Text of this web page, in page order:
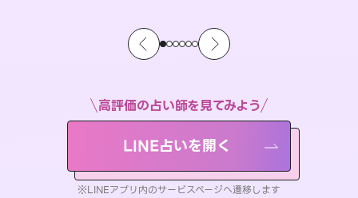
高評価の占い師を見てみよう
LINE占いを開く
※LINEアプリ内のサービスページへ遷移します